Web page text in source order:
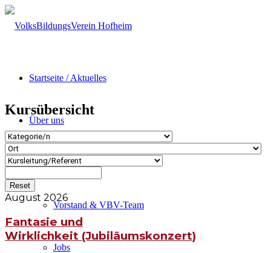
Startseite / Aktuelles
Über uns
Der Verein
Vorstand & VBV-Team
Jobs
Kursübersicht
Reset
August 2026
Fantasie und
Wirklichkeit (Jubiläumskonzert)